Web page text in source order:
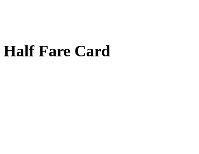
Half Fare Card